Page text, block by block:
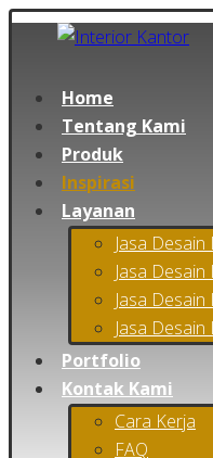
Home
Tentang Kami
Produk
Inspirasi
Layanan
Jasa
Jasa
Jasa
Jasa
Portfolio
Kontak Kami
Cara Kerja
FAQ